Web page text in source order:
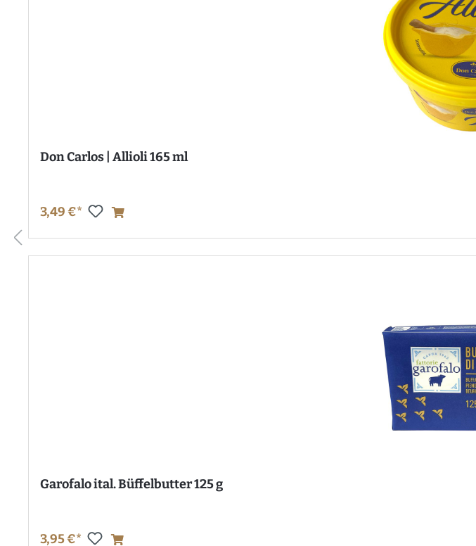
Don Carlos | Allioli 165 ml
3,49 €*
Garofalo ital. Büffelbutter 125 g
3,95 €*